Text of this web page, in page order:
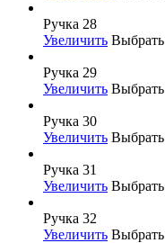
Ручка 28
Увеличить Выбрать
Ручка 29
Увеличить Выбрать
Ручка 30
Увеличить Выбрать
Ручка 31
Увеличить Выбрать
Ручка 32
Увеличить Выбрать